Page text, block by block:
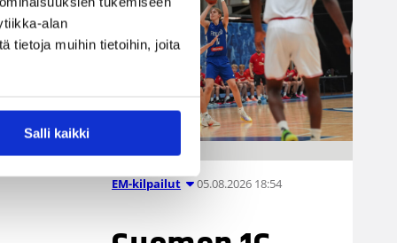
alan
tietoja muihin tietoihin, joita
Salli kaikki
EM-kilpailut 05.08.2026 18:54